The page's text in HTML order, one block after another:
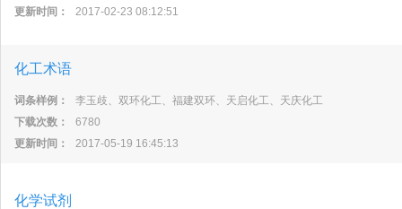
更新时间：
2017-02-23 08:12:51
化工术语
词条样例：
李玉歧、双环化工、福建双环、天启化工、天庆化工
下载次数：
6780
更新时间：
2017-05-19 16:45:13
化学试剂